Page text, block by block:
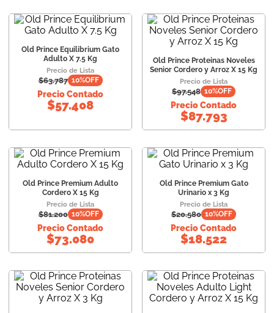
Old Prince Equilibrium Gato
Adulto X 7.5 Kg
Precio de Lista
$63.787 10%OFF
Precio Contado
$57.408
Old Prince Proteinas Noveles
Senior Cordero y Arroz X 15 Kg
Precio de Lista
$97.548 10%OFF
Precio Contado
$87.793
Old Prince Premium Adulto
Cordero X 15 Kg
Precio de Lista
$81.200 10%OFF
Precio Contado
$73.080
Old Prince Premium Gato
Urinario x 3 Kg
Precio de Lista
$20.580 10%OFF
Precio Contado
$18.522